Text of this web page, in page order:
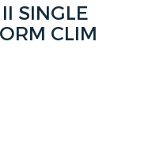
SINGLE
CLIM